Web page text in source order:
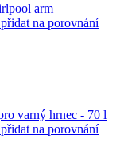
přidat na porovnání
přidat na porovnání